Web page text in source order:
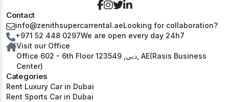
Categories
Rent Luxury Car in Dubai
Rent Sports Car in Dubai
Contact
info@zenithsupercarrental.aeLooking for collaboration?
+971 52 448 0297We are open every day 24h7
Visit our Office
Office 602 - 6th Floor دبي, 123549, AE(Rasis Business
Center)